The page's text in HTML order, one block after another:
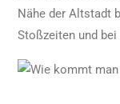
Nähe der Altstadt
Stoßzeiten und